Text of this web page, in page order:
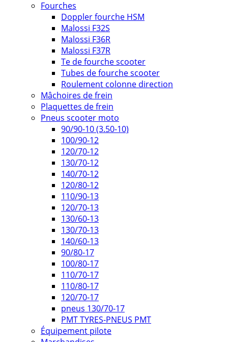
Fourches
Doppler fourche HSM
Malossi F32S
Malossi F36R
Malossi F37R
Te de fourche scooter
Tubes de fourche scooter
Roulement colonne direction
Mâchoires de frein
Plaquettes de frein
Pneus scooter moto
90/90-10 (3.50-10)
100/90-12
120/70-12
130/70-12
140/70-12
120/80-12
110/90-13
120/70-13
130/60-13
130/70-13
140/60-13
90/80-17
100/80-17
110/70-17
110/80-17
120/70-17
pneus 130/70-17
PMT TYRES-PNEUS PMT
Équipement pilote